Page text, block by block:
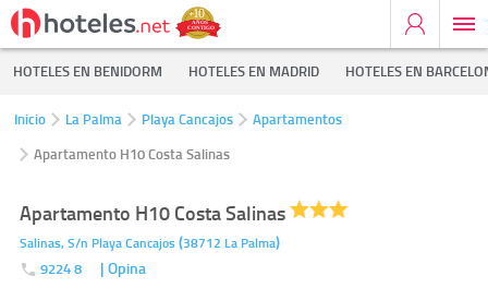
HOTELES EN BENIDORM HOTELES EN MADRID HOTELES EN
Inicio La Palma Playa Cancajos
Apartamentos
Apartamento H10 Costa Salinas
Apartamento H10 Costa Salinas
Salinas, S/n Playa Cancajos (38712 La Palma)
9224 8 | Opina